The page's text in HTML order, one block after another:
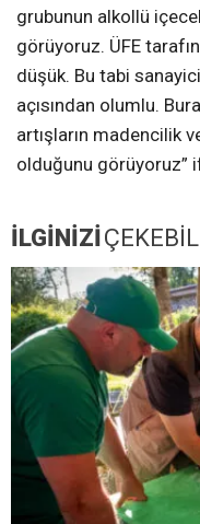
grubunun alkollü
görüyoruz. ÜFE
düşük. Bu tabi
açısından olumlu.
artışların madencilik
olduğunu görüyoruz”
İLGİNİZİ